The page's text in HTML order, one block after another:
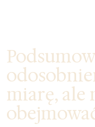
miarę, ale